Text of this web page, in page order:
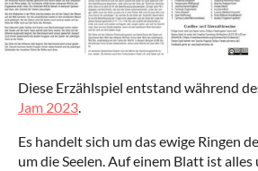
Diese Erzählspiel entstand während
Jam 2023.
Es handelt sich um das ewige Ringen
um die Seelen. Auf einem Blatt ist